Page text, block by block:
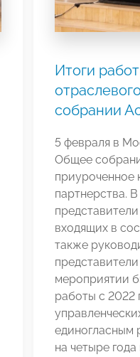
Итоги
собрании
5 февраля в
Общее
приуроченное
партнерства.
входящих в
также
мероприятии
работы с 2022
единогласным
на четыре